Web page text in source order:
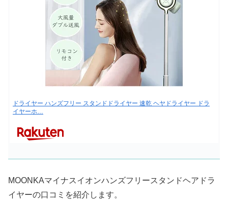
ドライヤー ハンズフリー スタンドドライヤー 速乾 ヘヤドライヤー ドラ
イヤーホ…
MOONKAマイナスイオンハンズフリースタンドヘアドラ
イヤーの口コミを紹介します。